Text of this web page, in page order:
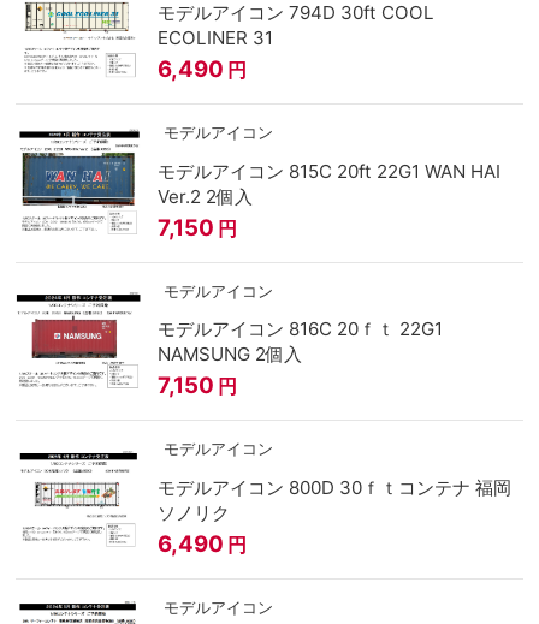
モデルアイコン 794D 30ft COOL
ECOLINER 31
6,490 円
モデルアイコン
モデルアイコン 815C 20ft 22G1 WAN HAI
Ver.2 2個入
7,150 円
モデルアイコン
モデルアイコン 816C 20ｆｔ 22G1
NAMSUNG 2個入
7,150 円
モデルアイコン
モデルアイコン 800D 30ｆｔコンテナ 福岡
ソノリク
6,490 円
モデルアイコン